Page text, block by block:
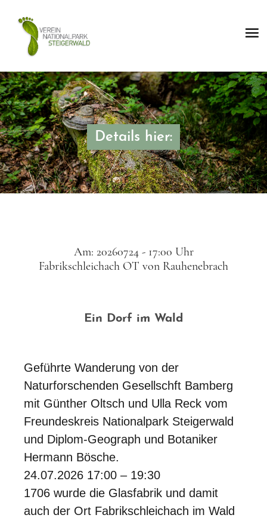
Details hier:
Am: 20260724 - 17:00 Uhr
Fabrikschleichach OT von Rauhenebrach
Ein Dorf im Wald
Geführte Wanderung von der
Naturforschenden Gesellschft Bamberg
mit Günther Oltsch und Ulla Reck vom
Freundeskreis Nationalpark Steigerwald
und Diplom-Geograph und Botaniker
Hermann Bösche.
24.07.2026 17:00 – 19:30
1706 wurde die Glasfabrik und damit
auch der Ort Fabrikschleichach im Wald